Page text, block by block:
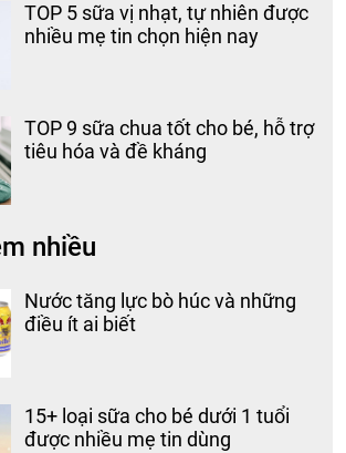
TOP 5 sữa vị nhạt, tự nhiên được
nhiều mẹ tin chọn hiện nay
TOP 9 sữa chua tốt cho bé, hỗ trợ
tiêu hóa và đề kháng
nhiều
Nước tăng lực bò húc và những
điều ít ai biết
15+ loại sữa cho bé dưới 1 tuổi
được nhiều mẹ tin dùng